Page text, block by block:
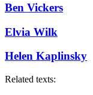
Ben Vickers
Elvia Wilk
Helen Kaplinsky
Related texts: